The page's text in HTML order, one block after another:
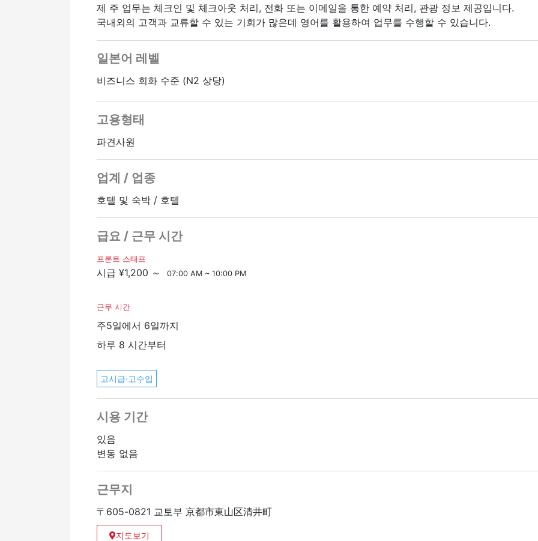
제 주 업무는 체크인 및 체크아웃 처리, 전화 또는 이메일을 통한 예약 처리, 관광 정보 제공입니다.
국내외의 고객과 교류할 수 있는 기회가 많은데 영어를 활용하여 업무를 수행할 수 있습니다.
일본어 레벨
비즈니스 회화 수준 (N2 상당)
고용형태
파견사원
업계 / 업종
호텔 및 숙박 / 호텔
급요 / 근무 시간
프론트 스태프
시급 ¥1,200 ～ 07:00 AM ~ 10:00 PM
근무 시간
주5일에서 6일까지
하루 8 시간부터
고시급·고수입
시용 기간
있음
변동 없음
근무지
〒605-0821 교토부 京都市東山区清井町
지도보기